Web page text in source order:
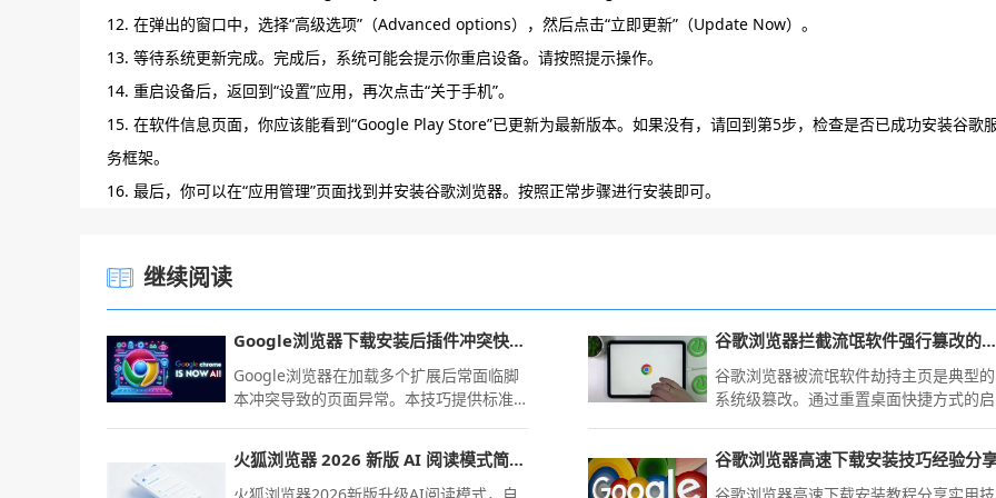
12. 在弹出的窗口中，选择“高级选项”（Advanced options），然后点击“立即更新”（Update Now）。
13. 等待系统更新完成。完成后，系统可能会提示你重启设备。请按照提示操作。
14. 重启设备后，返回到“设置”应用，再次点击“关于手机”。
15. 在软件信息页面，你应该能看到“Google Play Store”已更新为最新版本。如果没有，请回到第5步，检查是否已成功安装谷歌
务框架。
16. 最后，你可以在“应用管理”页面找到并安装谷歌浏览器。按照正常步骤进行安装即可。
继续阅读
Google浏览器下载安装后插件冲突快速排查技巧
Google浏览器在加载多个扩展后常面临脚
本冲突导致的页面异常。本技巧提供标准
源占用表现，助您在完成下载安装后精准
定位并移除违规工具，恢复浏览器最原始
的流畅质感与稳定性，从根源解决崩溃与
谷歌浏览器拦截流氓软件强行篡改的默认主页
谷歌浏览器被流氓软件劫持主页是典型的
系统级篡改。通过重置桌面快捷方式的启
表清理指令，可彻底切断篡改源头，找回
自定义起始页。
火狐浏览器 2026 新版 AI 阅读模式简化复杂网页排版 谷歌浏览器高速下载安装技巧经验分